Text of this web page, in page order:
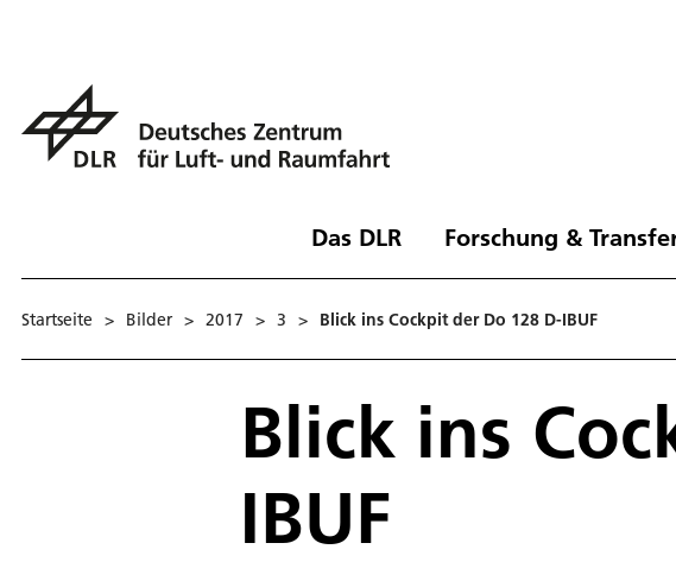
Das DLR Forschung &
Startseite > Bilder > 2017 > 3 > Blick ins Cockpit der Do 128 D-IBUF
Blick ins
IBUF